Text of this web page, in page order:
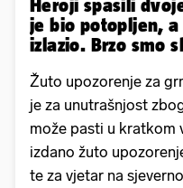
Heroji spasili
je bio potopljen,
izlazio. Brzo smo
Žuto upozorenje za
je za unutrašnjost
može pasti u kratkom
izdano žuto
te za vjetar na